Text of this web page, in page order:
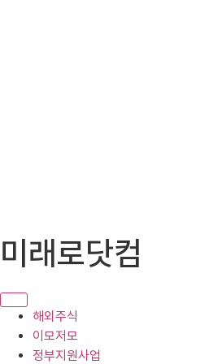
텐
로
미래로닷컴
해외주식
이모저모
정부지원사업